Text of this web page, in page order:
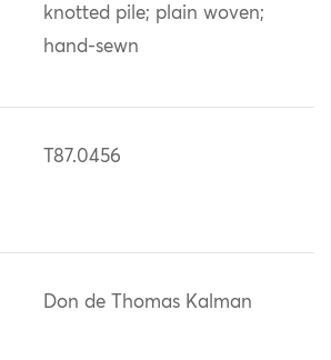
knotted pile; plain woven;
hand-sewn
T87.0456
Don de Thomas Kalman